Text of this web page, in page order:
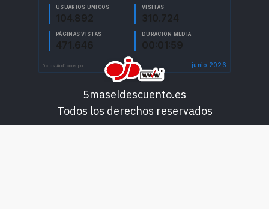
5maseldescuento.es
Todos los derechos reservados